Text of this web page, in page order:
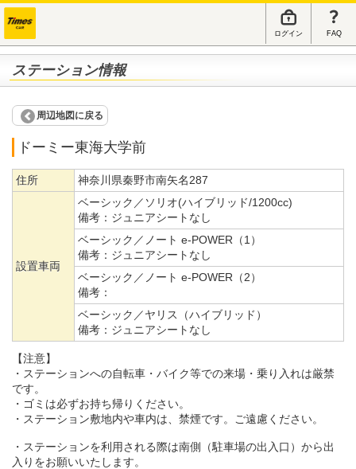
ログイン FAQ
ステーション情報
周辺地図に戻る
ドーミー東海大学前
住所 神奈川県秦野市南矢名287
設置車両
ベーシック／ソリオ(ハイブリッド/1200cc)
備考： ジュニアシートなし
ベーシック／ノート e-POWER（1）
備考： ジュニアシートなし
ベーシック／ノート e-POWER（2）
備考：
ベーシック／ヤリス（ハイブリッド）
備考： ジュニアシートなし
【注意】
・ステーションへの自転車・バイク等での来場・乗り入れは厳禁
です。
・ゴミは必ずお持ち帰りください。
・ステーション敷地内や車内は、禁煙です。ご遠慮ください。
・ステーションを利用される際は南側（駐車場の出入口）から出
入りをお願いいたします。